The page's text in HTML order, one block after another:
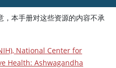
，本手册对这些资源的内容不承
National Center for
Health: Ashwagandha